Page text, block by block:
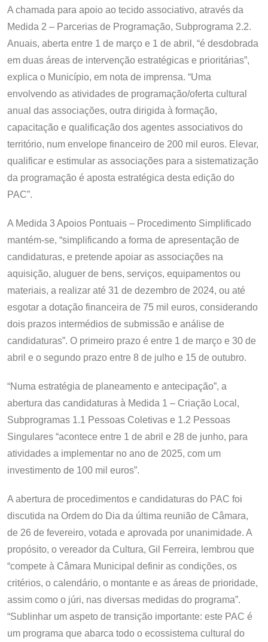
A chamada para apoio ao tecido associativo, através da
Medida 2 – Parcerias de Programação, Subprograma 2.2.
Anuais, aberta entre 1 de março e 1 de abril, “é desdobrada
em duas áreas de intervenção estratégicas e prioritárias”,
explica o Município, em nota de imprensa. “Uma
envolvendo as atividades de programação/oferta cultural
anual das associações, outra dirigida à formação,
capacitação e qualificação dos agentes associativos do
território, num envelope financeiro de 200 mil euros. Elevar,
qualificar e estimular as associações para a sistematização
da programação é aposta estratégica desta edição do
PAC”.
A Medida 3 Apoios Pontuais – Procedimento Simplificado
mantém-se, “simplificando a forma de apresentação de
candidaturas, e pretende apoiar as associações na
aquisição, aluguer de bens, serviços, equipamentos ou
materiais, a realizar até 31 de dezembro de 2024, ou até
esgotar a dotação financeira de 75 mil euros, considerando
dois prazos intermédios de submissão e análise de
candidaturas”. O primeiro prazo é entre 1 de março e 30 de
abril e o segundo prazo entre 8 de julho e 15 de outubro.
“Numa estratégia de planeamento e antecipação”, a
abertura das candidaturas à Medida 1 – Criação Local,
Subprogramas 1.1 Pessoas Coletivas e 1.2 Pessoas
Singulares “acontece entre 1 de abril e 28 de junho, para
atividades a implementar no ano de 2025, com um
investimento de 100 mil euros”.
A abertura de procedimentos e candidaturas do PAC foi
discutida na Ordem do Dia da última reunião de Câmara,
de 26 de fevereiro, votada e aprovada por unanimidade. A
propósito, o vereador da Cultura, Gil Ferreira, lembrou que
“compete à Câmara Municipal definir as condições, os
critérios, o calendário, o montante e as áreas de prioridade,
assim como o júri, nas diversas medidas do programa”.
“Sublinhar um aspeto de transição importante: este PAC é
um programa que abarca todo o ecossistema cultural do